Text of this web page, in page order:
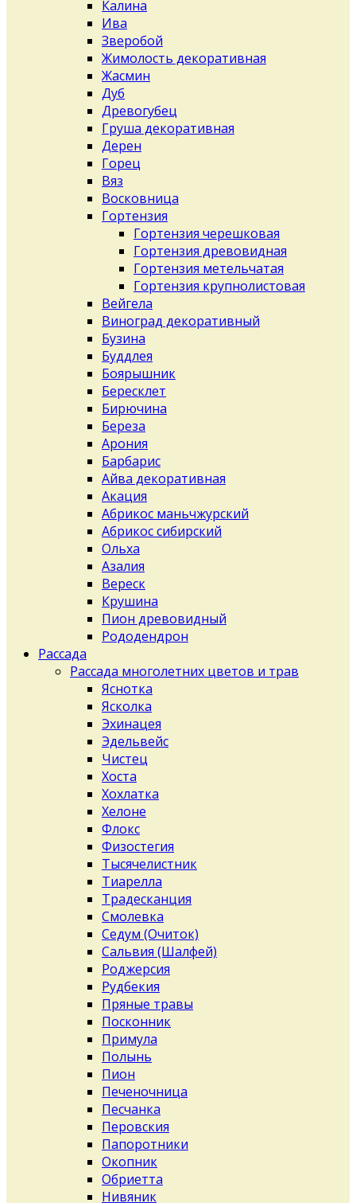
Калина
Ива
Зверобой
Жимолость декоративная
Жасмин
Дуб
Древогубец
Груша декоративная
Дерен
Горец
Вяз
Восковница
Гортензия
Гортензия черешковая
Гортензия древовидная
Гортензия метельчатая
Гортензия крупнолистовая
Вейгела
Виноград декоративный
Бузина
Буддлея
Боярышник
Бересклет
Бирючина
Береза
Арония
Барбарис
Айва декоративная
Акация
Абрикос маньчжурский
Абрикос сибирский
Ольха
Азалия
Вереск
Крушина
Пион древовидный
Рододендрон
Рассада
Рассада многолетних цветов и трав
Яснотка
Ясколка
Эхинацея
Эдельвейс
Чистец
Хоста
Хохлатка
Хелоне
Флокс
Физостегия
Тысячелистник
Тиарелла
Традесканция
Смолевка
Седум (Очиток)
Сальвия (Шалфей)
Роджерсия
Рудбекия
Пряные травы
Посконник
Примула
Полынь
Пион
Печеночница
Песчанка
Перовския
Папоротники
Окопник
Обриетта
Нивяник